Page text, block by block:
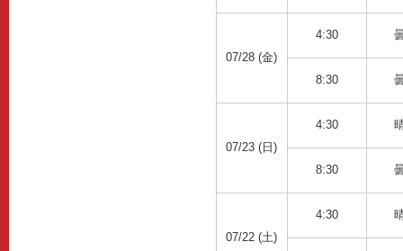
07/28 (金)
4:30
8:30
07/23 (日)
4:30
8:30
07/22 (土)
4:30